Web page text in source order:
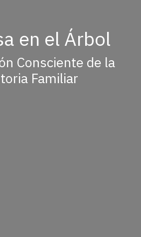
en el Árbol
Consciente de la
Familiar